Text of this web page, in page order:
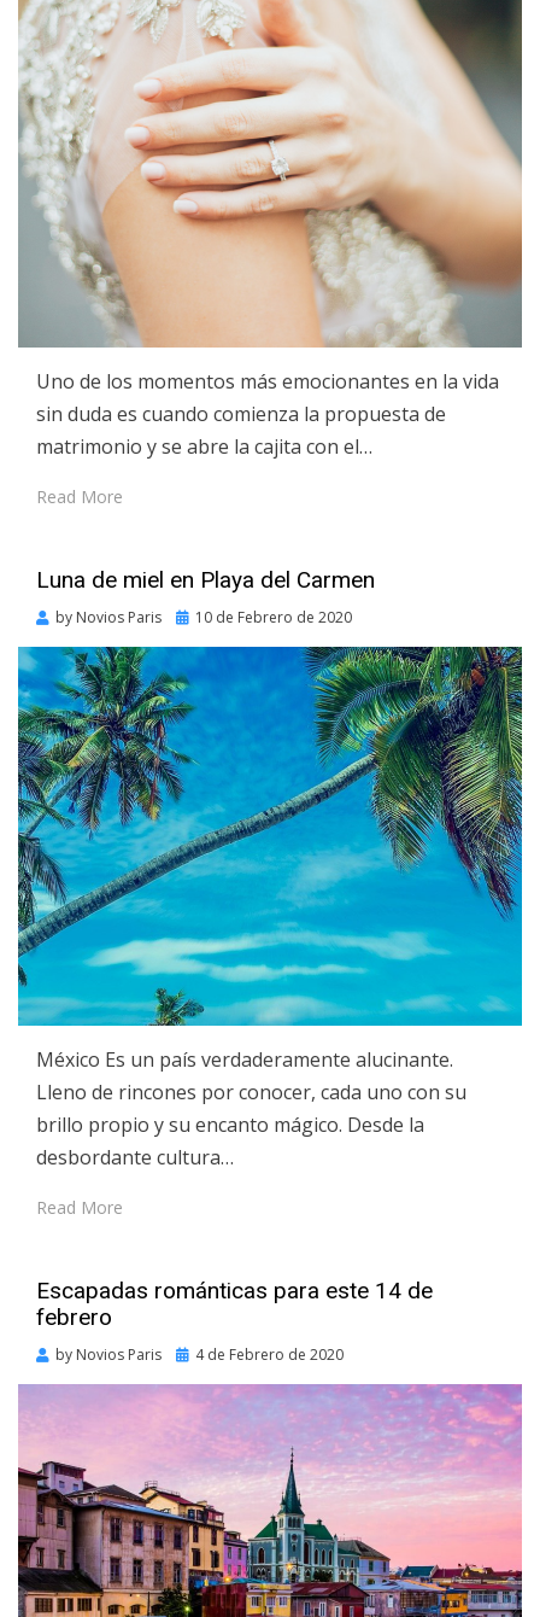
Uno de los momentos más emocionantes en la vida
sin duda es cuando comienza la propuesta de
matrimonio y se abre la cajita con el…
Read More
Luna de miel en Playa del Carmen
by Novios Paris
Posted
10 de Febrero de 2020
México Es un país verdaderamente alucinante.
Lleno de rincones por conocer, cada uno con su
brillo propio y su encanto mágico. Desde la
desbordante cultura…
Read More
Escapadas románticas para este 14 de
febrero
by Novios Paris
Posted
4 de Febrero de 2020